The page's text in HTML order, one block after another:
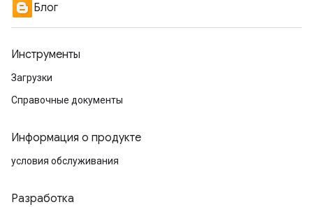
Блог
Инструменты
Загрузки
Справочные документы
Информация о продукте
условия обслуживания
Разработка